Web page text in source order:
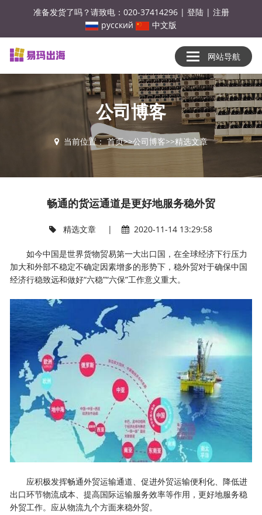
准备发货了吗？请致电：020-37414296| 登陆| 注册
русский
中文版
网站导航
公司博客
当前位置：首页>>公司博客>>精选文章
畅通的货运通道是更好地服务稳外贸
精选文章 | 2020-11-14 13:29:58
如今中国是世界货物贸易第一大出口国，在全球经济下行压力
加大和外部不稳定不确定因素增多的形势下，稳外贸对于确保中国
经济行稳致远和做好“六稳”“六保”工作意义重大。
应积极发挥畅通外贸运输通道、促进外贸运输便利化、降低进
出口环节物流成本、提高国际运输服务效率等作用，更好地服务稳
外贸工作。应从物流九个方面来稳外贸。